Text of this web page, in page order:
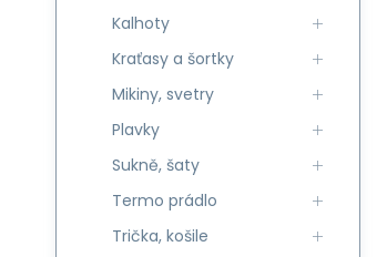
Kalhoty
Kraťasy a šortky
Mikiny, svetry
Plavky
Sukně, šaty
Termo prádlo
Trička, košile